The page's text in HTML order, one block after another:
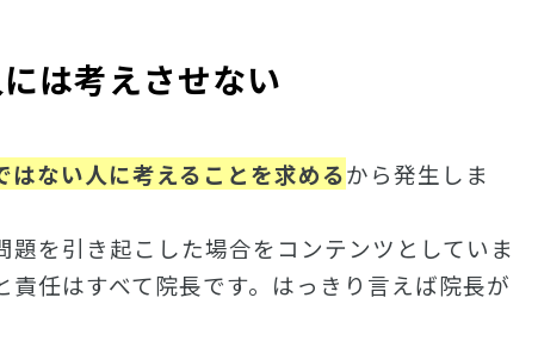
は考えさせない
はない人に考えることを求めるから発生しま
を引き起こした場合をコンテンツとしていま
任はすべて院長です。はっきり言えば院長が